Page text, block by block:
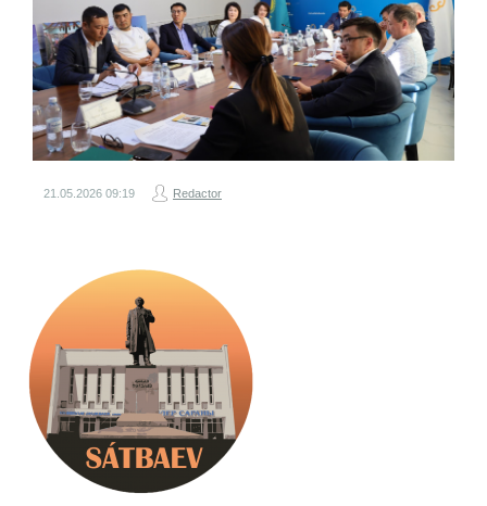
21.05.2026 09:19 Redactor